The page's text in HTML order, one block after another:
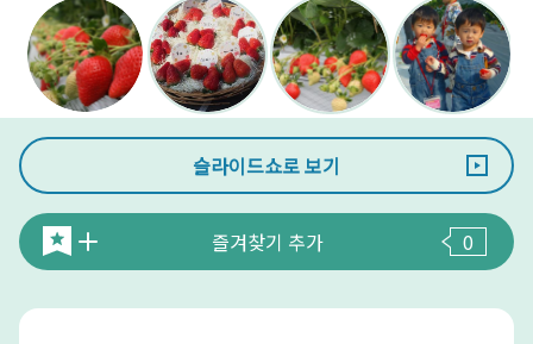
슬라이드쇼로 보기
즐겨찾기 추가 0